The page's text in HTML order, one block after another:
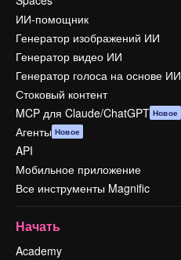
ИИ-помощник
Генератор изображений ИИ
Генератор видео ИИ
Генератор голоса на основе ИИ
Стоковый контент
MCP для Claude/ChatGPT Новое
Агенты Новое
API
Мобильное приложение
Все инструменты Magnific
Начать
Academy